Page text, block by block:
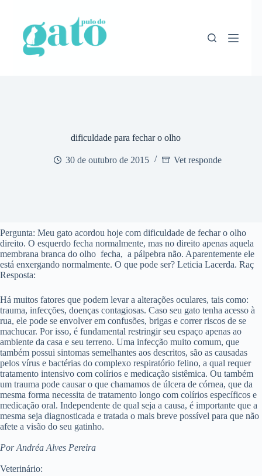
conteúdo
dificuldade para fechar o olho
30 de outubro de 2015 Vet responde
Pergunta: Meu gato acordou hoje com dificuldade de fechar o olho
direito. O esquerdo fecha normalmente, mas no direito apenas aquela
membrana branca do olho fecha, a pálpebra não. Aparentemente ele
está enxergando normalmente. O que pode ser? Leticia Lacerda. Raç
Resposta:
Há muitos fatores que podem levar a alterações oculares, tais como:
trauma, infecções, doenças contagiosas. Caso seu gato tenha acesso à
rua, ele pode se envolver em confusões, brigas e correr riscos de se
machucar. Por isso, é fundamental restringir seu espaço apenas ao
ambiente da casa e seu terreno. Uma infecção muito comum, que
também possui sintomas semelhantes aos descritos, são as causadas
pelos vírus e bactérias do complexo respiratório felino, a qual requer
tratamento intensivo com colírios e medicação sistêmica. Ou também
um trauma pode causar o que chamamos de úlcera de córnea, que da
mesma forma necessita de tratamento longo com colírios específicos e
medicação oral. Independente de qual seja a causa, é importante que a
mesma seja diagnosticada e tratada o mais breve possível para que não
afete a visão do seu gatinho.
Por Andréa Alves Pereira
Veterinário: